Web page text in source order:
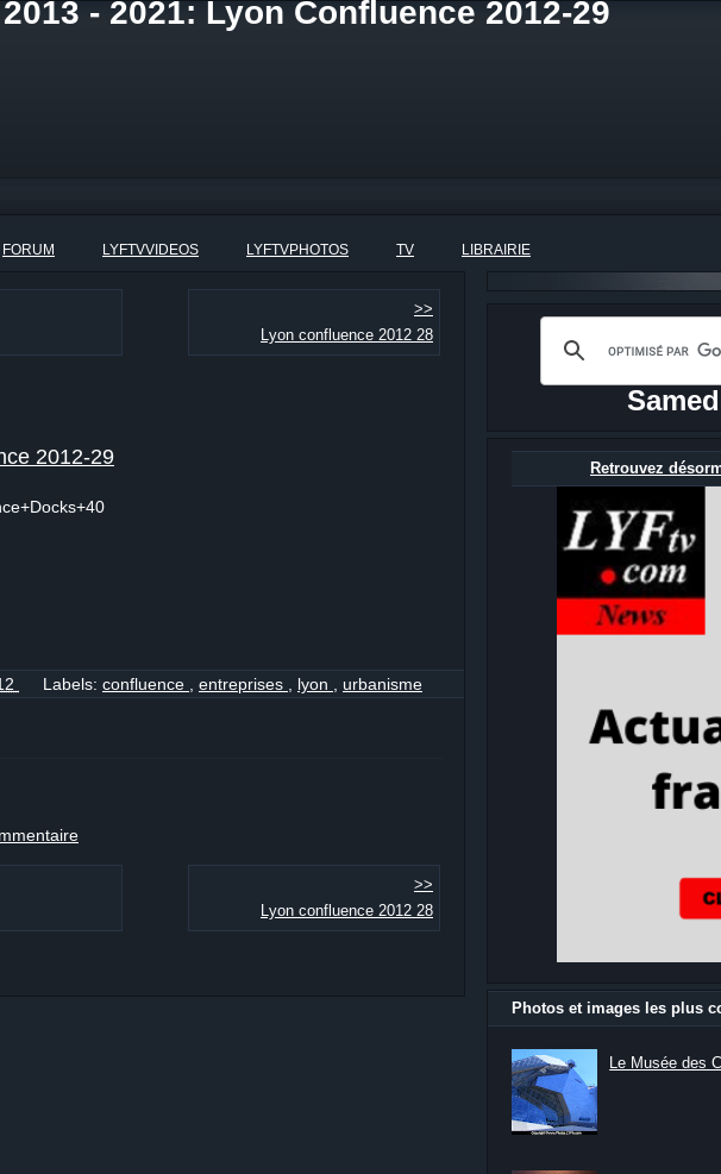
- 2021: Lyon Confluence 2012-29
FORUM LYFTVVIDEOS LYFTVPHOTOS TV LIBRAIRIE
>>
Lyon confluence 2012 28
2012-29
Labels: confluence entreprises lyon urbanisme
>>
Lyon confluence 2012 28
Retrouvez
Photos et images les plus
Le Musée des